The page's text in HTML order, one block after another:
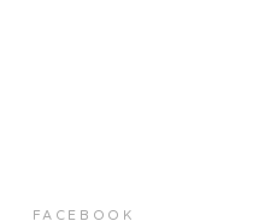
FACEBOOK